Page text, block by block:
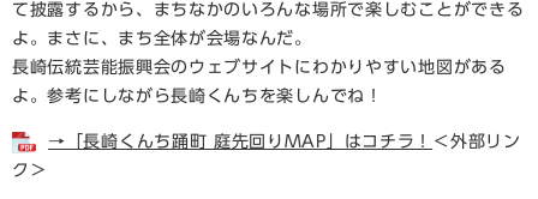
て披露するから、まちなかのいろんな場所で楽しむことができる
よ。まさに、まち全体が会場なんだ。
長崎伝統芸能振興会のウェブサイトにわかりやすい地図がある
よ。参考にしながら長崎くんちを楽しんでね！
→「長崎くんち踊町 庭先回りMAP」はコチラ！
＜外部リン
ク＞